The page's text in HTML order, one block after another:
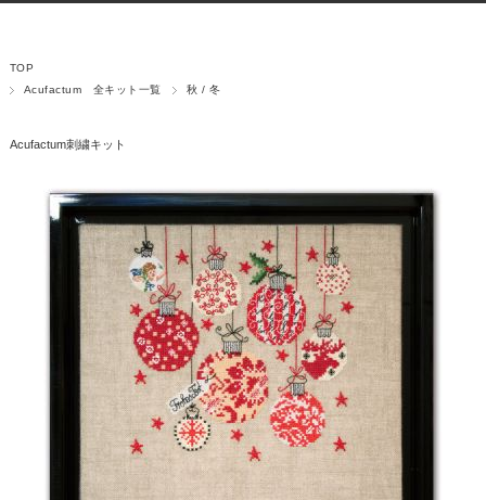
TOP
Acufactum 全キット一覧
秋 / 冬
Acufactum刺繍キット